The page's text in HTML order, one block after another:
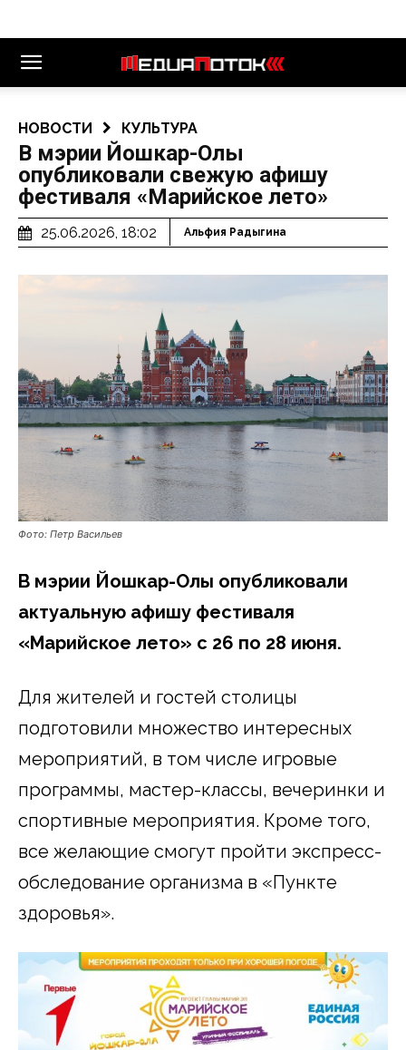
НОВОСТИ КУЛЬТУРА
В мэрии Йошкар-Олы
опубликовали свежую афишу
фестиваля «Марийское лето»
25.06.2026, 18:02 Альфия Радыгина
Фото: Петр Васильев
В мэрии Йошкар-Олы опубликовали
актуальную афишу фестиваля
«Марийское лето» с 26 по 28 июня.
Для жителей и гостей столицы
подготовили множество интересных
мероприятий, в том числе игровые
программы, мастер-классы, вечеринки и
спортивные мероприятия. Кроме того,
все желающие смогут пройти экспресс-
обследование организма в «Пункте
здоровья».